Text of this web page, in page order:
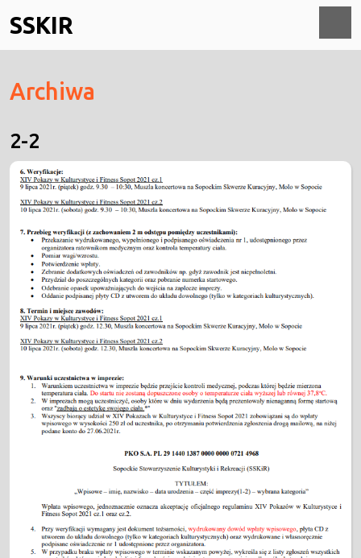
to
content
SSKIR
Archiwa
2-2